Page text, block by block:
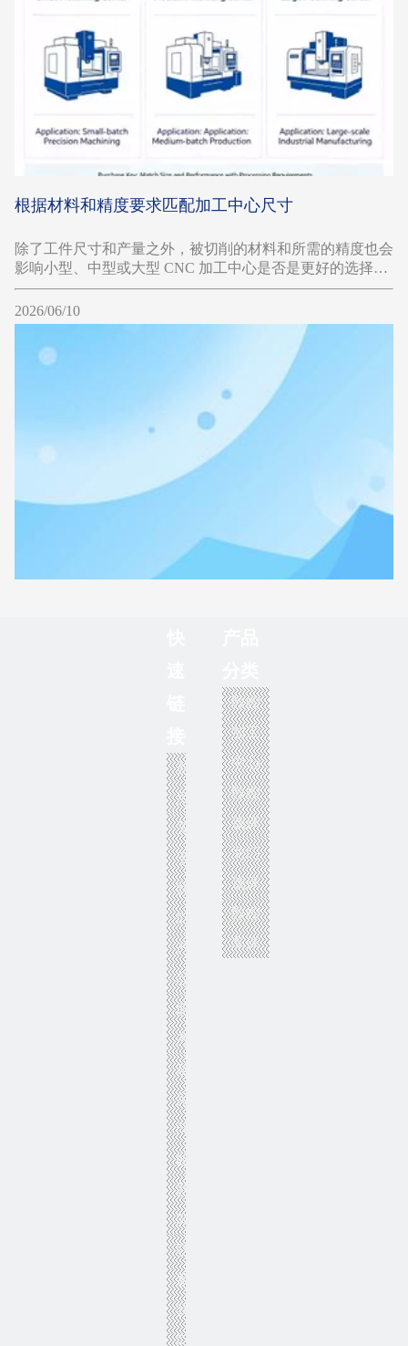
根据材料和精度要求匹配加工中心尺寸
除了工件尺寸和产量之外，被切削的材料和所需的精度也会
影响小型、中型或大型 CNC 加工中心是否是更好的选择。
不同的材料对机器刚性、主轴特性和热稳定性的要求不同。
2026/06/10
Learn More
首
页
关
于
我
们
产
品
服
务
常
见
问
题
新
闻
联
系
我
们
数控
加工
中心
数控
铣床
龙门
铣床
数控
车床